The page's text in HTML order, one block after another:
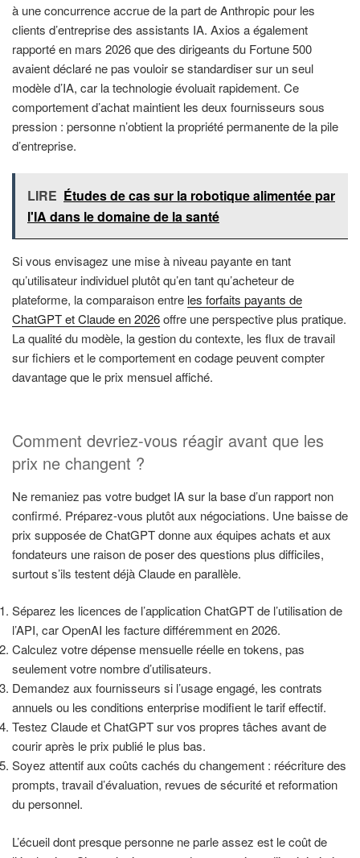
à une concurrence accrue de la part de Anthropic pour les
clients d’entreprise des assistants IA. Axios a également
rapporté en mars 2026 que des dirigeants du Fortune 500
avaient déclaré ne pas vouloir se standardiser sur un seul
modèle d’IA, car la technologie évoluait rapidement. Ce
comportement d’achat maintient les deux fournisseurs sous
pression : personne n’obtient la propriété permanente de la pile
d’entreprise.
LIRE Études de cas sur la robotique alimentée par
l'IA dans le domaine de la santé
Si vous envisagez une mise à niveau payante en tant
qu’utilisateur individuel plutôt qu’en tant qu’acheteur de
plateforme, la comparaison entre les forfaits payants de
ChatGPT et Claude en 2026offre une perspective plus pratique.
La qualité du modèle, la gestion du contexte, les flux de travail
sur fichiers et le comportement en codage peuvent compter
davantage que le prix mensuel affiché.
Comment devriez-vous réagir avant que les
prix ne changent ?
Ne remaniez pas votre budget IA sur la base d’un rapport non
confirmé. Préparez-vous plutôt aux négociations. Une baisse de
prix supposée de ChatGPT donne aux équipes achats et aux
fondateurs une raison de poser des questions plus difficiles,
surtout s’ils testent déjà Claude en parallèle.
Séparez les licences de l’application ChatGPT de l’utilisation de
l’API, car OpenAI les facture différemment en 2026.
Calculez votre dépense mensuelle réelle en tokens, pas
seulement votre nombre d’utilisateurs.
Demandez aux fournisseurs si l’usage engagé, les contrats
annuels ou les conditions enterprise modifient le tarif effectif.
Testez Claude et ChatGPT sur vos propres tâches avant de
courir après le prix publié le plus bas.
Soyez attentif aux coûts cachés du changement : réécriture des
prompts, travail d’évaluation, revues de sécurité et reformation
du personnel.
L’écueil dont presque personne ne parle assez est le coût de